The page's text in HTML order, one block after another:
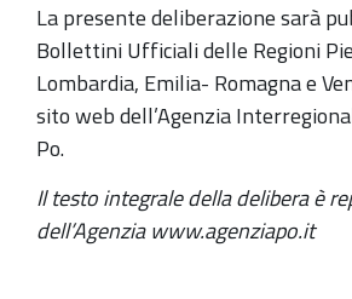
La presente deliberazione sarà
Bollettini Ufficiali delle Regioni
Lombardia, Emilia- Romagna e
sito web dell’Agenzia
Po.
Il testo integrale della delibera è
dell’Agenzia www.agenziapo.it